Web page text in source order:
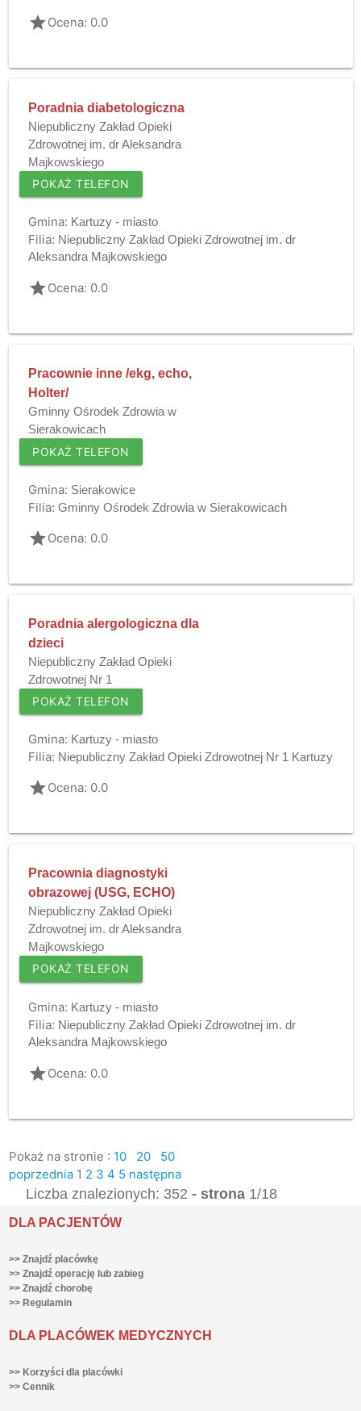
gradeOcena: 0.0
Poradnia diabetologiczna
Niepubliczny Zakład Opieki
Zdrowotnej im. dr Aleksandra
Majkowskiego
POKAŻ TELEFON
Gmina: Kartuzy - miasto
Filia: Niepubliczny Zakład Opieki Zdrowotnej im. dr
Aleksandra Majkowskiego
gradeOcena: 0.0
Pracownie inne /ekg, echo,
Holter/
Gminny Ośrodek Zdrowia w
Sierakowicach
POKAŻ TELEFON
Gmina: Sierakowice
Filia: Gminny Ośrodek Zdrowia w Sierakowicach
gradeOcena: 0.0
Poradnia alergologiczna dla
dzieci
Niepubliczny Zakład Opieki
Zdrowotnej Nr 1
POKAŻ TELEFON
Gmina: Kartuzy - miasto
Filia: Niepubliczny Zakład Opieki Zdrowotnej Nr 1 Kartuzy
gradeOcena: 0.0
Pracownia diagnostyki
obrazowej (USG, ECHO)
Niepubliczny Zakład Opieki
Zdrowotnej im. dr Aleksandra
Majkowskiego
POKAŻ TELEFON
Gmina: Kartuzy - miasto
Filia: Niepubliczny Zakład Opieki Zdrowotnej im. dr
Aleksandra Majkowskiego
gradeOcena: 0.0
Pokaż na stronie : 10 20
50
poprzednia 1 2 3 4 5 następna
Liczba znalezionych: 352 - strona 1/18
DLA PACJENTÓW
>> Znajdź placówkę
>> Znajdź operację lub zabieg
>> Znajdź chorobę
>> Regulamin
DLA PLACÓWEK MEDYCZNYCH
>> Korzyści dla placówki
>> Cennik